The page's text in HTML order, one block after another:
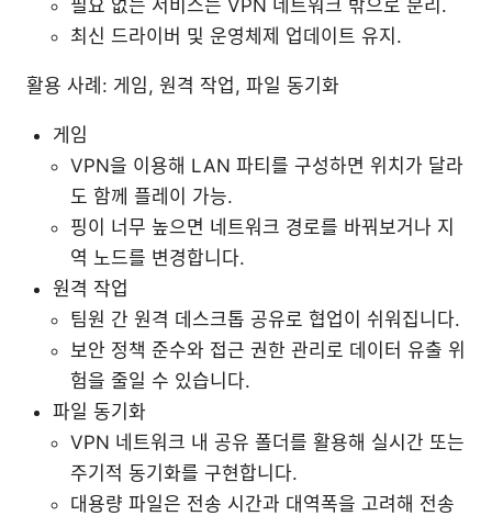
필요 없는 서비스는 VPN 네트워크 밖으로 분리.
최신 드라이버 및 운영체제 업데이트 유지.
활용 사례: 게임, 원격 작업, 파일 동기화
게임
VPN을 이용해 LAN 파티를 구성하면 위치가 달라
도 함께 플레이 가능.
핑이 너무 높으면 네트워크 경로를 바꿔보거나 지
역 노드를 변경합니다.
원격 작업
팀원 간 원격 데스크톱 공유로 협업이 쉬워집니다.
보안 정책 준수와 접근 권한 관리로 데이터 유출 위
험을 줄일 수 있습니다.
파일 동기화
VPN 네트워크 내 공유 폴더를 활용해 실시간 또는
주기적 동기화를 구현합니다.
대용량 파일은 전송 시간과 대역폭을 고려해 전송